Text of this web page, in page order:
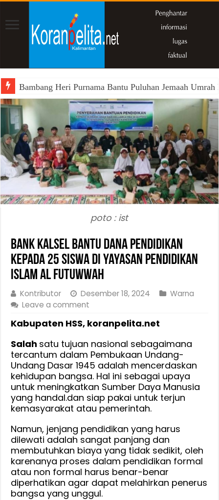
Bambang Heri Purnama Bantu Puluhan Jemaah
poto : ist
Bank Kalsel Bantu Dana Pendidikan
Kepada 25 Siswa di Yayasan Pendidikan
Islam Al Futuwwah
Kontributor Desember 18, 2024
Warna
Leave a comment
Kabupaten HSS, koranpelita.net
Salah satu tujuan nasional sebagaimana
tercantum dalam Pembukaan Undang-
Undang Dasar 1945 adalah mencerdaskan
kehidupan bangsa. Hal ini sebagai upaya
untuk meningkatkan Sumber Daya Manusia
yang handal.dan siap pakai untuk terjun
kemasyarakat atau pemerintah.
Namun, jenjang pendidikan yang harus
dilewati adalah sangat panjang dan
membutuhkan biaya yang tidak sedikit, oleh
karenanya proses dalam pendidikan formal
atau non formal harus benar-benar
diperhatikan agar dapat melahirkan penerus
bangsa yang unggul.